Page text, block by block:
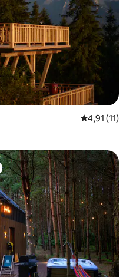
Évaluation
4,91 (11)
plus appréciés